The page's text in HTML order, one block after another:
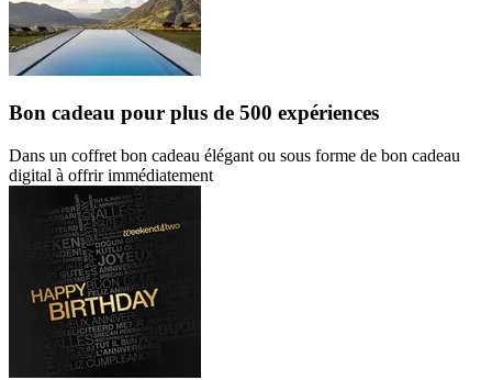
Bon cadeau pour plus de 500 expériences
Dans un coffret bon cadeau élégant ou sous forme de bon cadeau
digital à offrir immédiatement